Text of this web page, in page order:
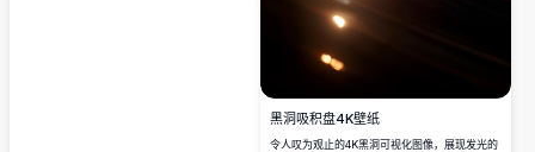
黑洞吸积盘4K壁纸
令人叹为观止的4K黑洞可视化图像，展现发光的